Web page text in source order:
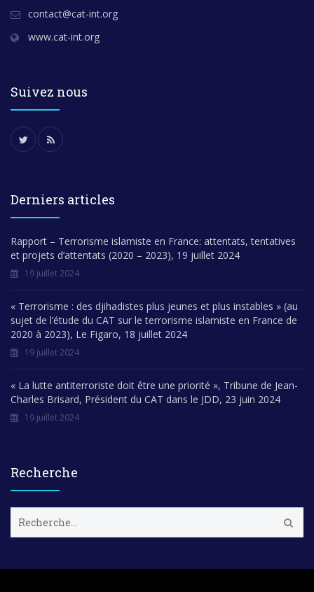
contact@cat-int.org
www.cat-int.org
Suivez nous
Derniers articles
Rapport – Terrorisme islamiste en France: attentats, tentatives
et projets d’attentats (2020 – 2023), 19 juillet 2024
19 juillet 2024
« Terrorisme : des djihadistes plus jeunes et plus instables » (au
sujet de l’étude du CAT sur le terrorisme islamiste en France de
2020 à 2023), Le Figaro, 18 juillet 2024
19 juillet 2024
« La lutte antiterroriste doit être une priorité », Tribune de Jean-
Charles Brisard, Président du CAT dans le JDD, 23 juin 2024
19 juillet 2024
Recherche
c
e